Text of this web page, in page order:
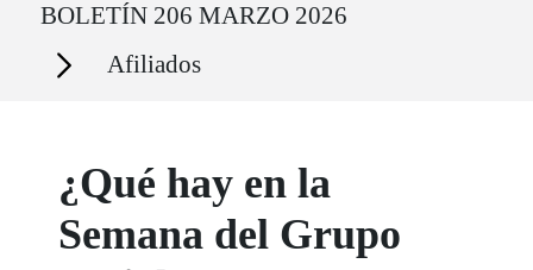
BOLETÍN 206 MARZO 2026
Secciones Afiliados
¿Qué hay en la
Semana del Grupo